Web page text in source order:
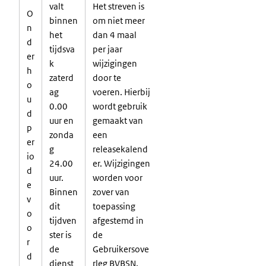
O
n
d
er
h
o
u
d
p
er
io
d
e
v
o
o
r
d
valt
binnen
het
tijdsva
k
zaterd
ag
0.00
uur en
zonda
g
24.00
uur.
Binnen
dit
tijdven
ster is
de
dienst
Het streven is
om niet meer
dan 4 maal
per jaar
wijzigingen
door te
voeren. Hierbij
wordt gebruik
gemaakt van
een
releasekalend
er. Wijzigingen
worden voor
zover van
toepassing
afgestemd in
de
Gebruikersove
rleg BVBSN.